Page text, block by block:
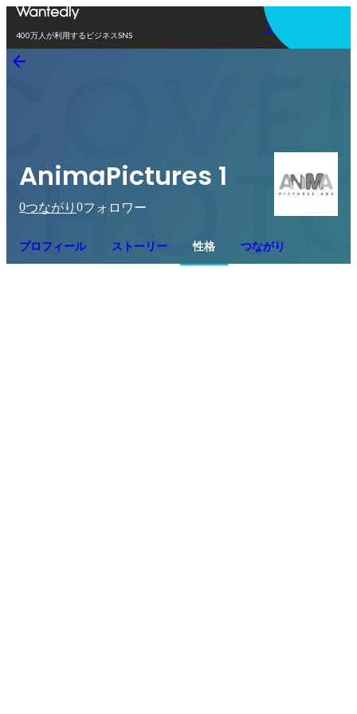
400万人が利用するビジネスSNS
アプリを使う
AnimaPictures 1
0つながり 0フォロワー
プロフィール ストーリー 性格 つながり